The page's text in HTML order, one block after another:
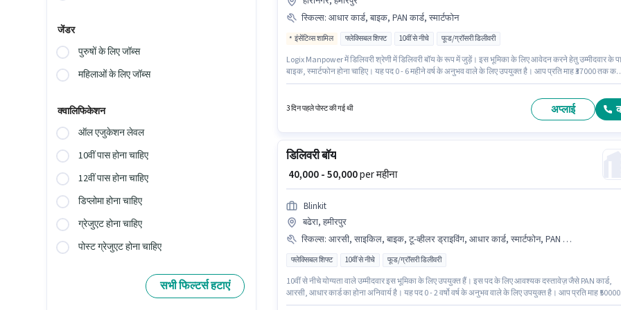
जेंडर
पुरुषों के लिए जॉब्स
महिलाओं के लिए जॉब्स
क्वालिफिकेशन
ऑल एजुकेशन लेवल
10वीं पास होना चाहिए
12वीं पास होना चाहिए
डिप्लोमा होना चाहिए
ग्रेजुएट होना चाहिए
पोस्ट ग्रेजुएट होना चाहिए
सभी फिल्टर्स हटाएं
स्किल्स: आधार कार्ड, बाइक, PAN कार्ड, स्मार्टफोन
इंसेंटिव्स शामिल फ्लेक्सिबल शिफ्ट 10वीं से नीचे फूड/ग्रॉसरी डिलीवरी
Logix Manpower में डिलिवरी श्रेणी में डिलिवरी बॉय के रूप में जुड़ें। इस भूमिका के लिए आवेदन करने हेतु उम्मीदवार के
बाइक, स्मार्टफोन होना चाहिए। यह पद 0 - 6 महीने वर्ष के अनुभव वाले के लिए उपयुक्त है। आप प्रति माह ₹37000 तक कमा
3 दिन पहले पोस्ट की गई थी अप्लाई
डिलिवरी बॉय
₹ 40,000 - 50,000per महीना
Blinkit
बढेरा, हमीरपुर
स्किल्स: आरसी, साइकिल, बाइक, टू-व्हीलर ड्राइविंग, आधार कार्ड, स्मार्टफोन, PAN कार्ड
फ्लेक्सिबल शिफ्ट 10वीं से नीचे फूड/ग्रॉसरी डिलीवरी
10वीं से नीचे योग्यता वाले उम्मीदवार इस भूमिका के लिए उपयुक्त हैं। इस पद के लिए आवश्यक दस्तावेज़ जैसे PAN कार्ड,
आरसी, आधार कार्ड का होना अनिवार्य है। यह पद 0 - 2 वर्षो वर्ष के अनुभव वाले के लिए उपयुक्त है। आप प्रति माह ₹50000